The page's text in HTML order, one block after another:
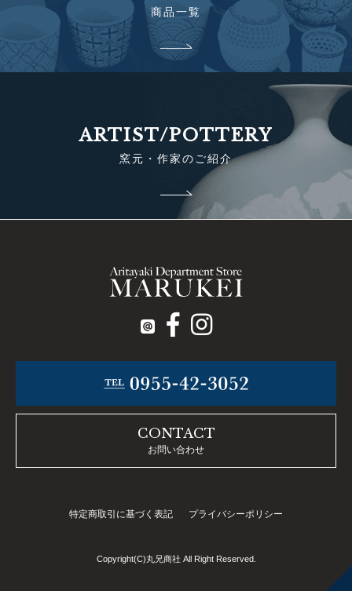
商品一覧
ARTIST/POTTERY
窯元・作家のご紹介
CONTACT
お問い合わせ
特定商取引に基づく表記 プライバシーポリシー
Copyright(C)丸兄商社 All Right Reserved.